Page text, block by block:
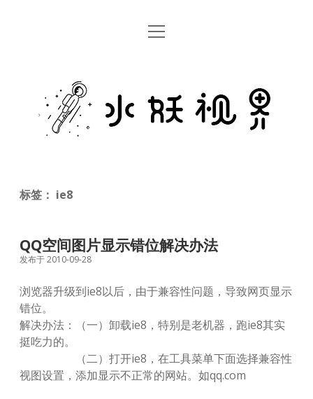
首页
关于
open
妖
视
标签： ie8
QQ空间图片显示错位解决办法
发布于 2010-09-28
浏览器升级到ie8以后，由于兼容性问题，导致网页显示
错位。
解决办法：（一）卸载ie8，特别是老机器，跑ie8其实
挺吃力的。
（二）打开ie8，在工具菜单下面选择兼容性
视图设置，添加显示不正常的网站。如qq.com